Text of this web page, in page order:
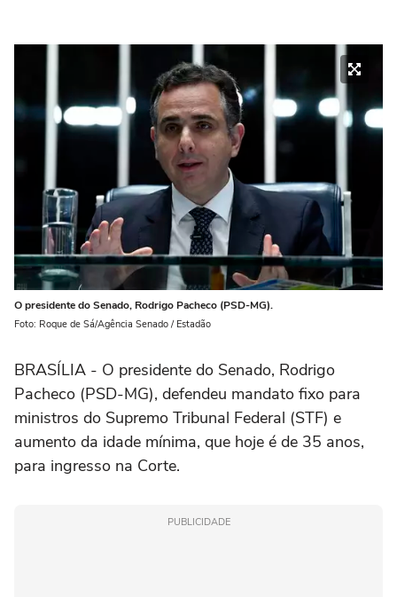
O presidente do Senado, Rodrigo Pacheco (PSD-MG).
Foto: Roque de Sá/Agência Senado / Estadão
BRASÍLIA - O presidente do Senado, Rodrigo
Pacheco (PSD-MG), defendeu mandato fixo para
ministros do Supremo Tribunal Federal (STF) e
aumento da idade mínima, que hoje é de 35 anos,
para ingresso na Corte.
PUBLICIDADE